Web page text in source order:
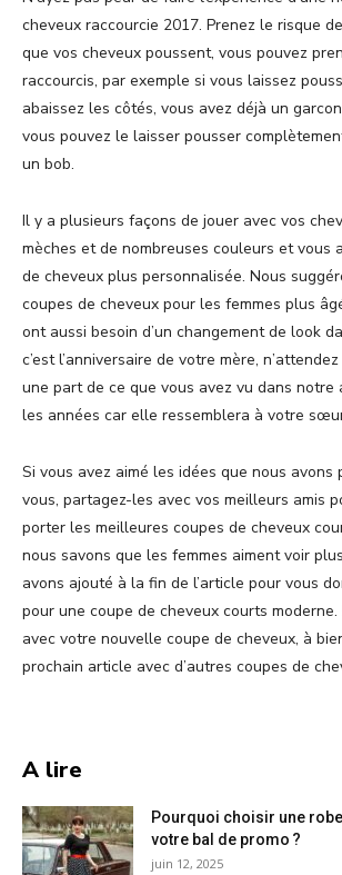
cheveux raccourcie 2017. Prenez le risque
que vos cheveux poussent, vous pouvez
raccourcis, par exemple si vous laissez
abaissez les côtés, vous avez déjà un
vous pouvez le laisser pousser
un bob.
Il y a plusieurs façons de jouer avec vos
mèches et de nombreuses couleurs et vous
de cheveux plus personnalisée. Nous
coupes de cheveux pour les femmes plus
ont aussi besoin d’un changement de look
c’est l’anniversaire de votre mère,
une part de ce que vous avez vu dans
les années car elle ressemblera à votre
Si vous avez aimé les idées que nous avons
vous, partagez-les avec vos meilleurs amis
porter les meilleures coupes de cheveux
nous savons que les femmes aiment voir
avons ajouté à la fin de l’article pour vous
pour une coupe de cheveux courts moderne.
avec votre nouvelle coupe de cheveux, à
prochain article avec d’autres coupes de
A lire
Pourquoi choisir une
votre bal de promo ?
juin 12, 2025